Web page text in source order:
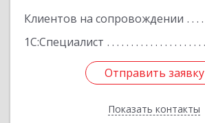
Клиентов на сопровождении
1С:Специалист
Отправить заявку
Показать контакты
Отправить заявку
Назад